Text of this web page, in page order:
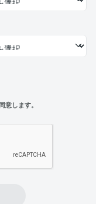
意します。